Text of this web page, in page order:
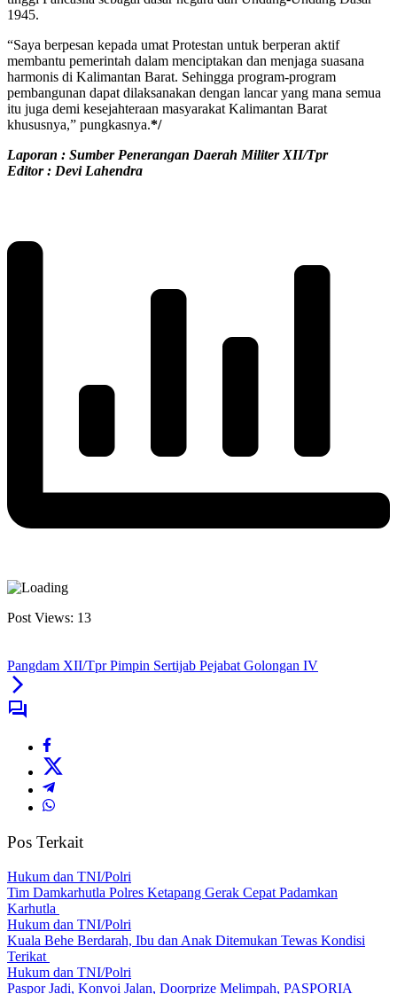
1945.
“Saya berpesan kepada umat Protestan untuk berperan aktif
membantu pemerintah dalam menciptakan dan menjaga suasana
harmonis di Kalimantan Barat. Sehingga program-program
pembangunan dapat dilaksanakan dengan lancar yang mana semua
itu juga demi kesejahteraan masyarakat Kalimantan Barat
khususnya,” pungkasnya.*/
Laporan : Sumber Penerangan Daerah Militer XII/Tpr
Editor : Devi Lahendra
Post Views: 13
Pangdam XII/Tpr Pimpin Sertijab Pejabat Golongan IV
Pos Terkait
Hukum dan TNI/Polri
Tim Damkarhutla Polres Ketapang Gerak Cepat Padamkan
Karhutla
Hukum dan TNI/Polri
Kuala Behe Berdarah, Ibu dan Anak Ditemukan Tewas Kondisi
Terikat
Hukum dan TNI/Polri
Paspor Jadi, Konvoi Jalan, Doorprize Melimpah, PASPORIA